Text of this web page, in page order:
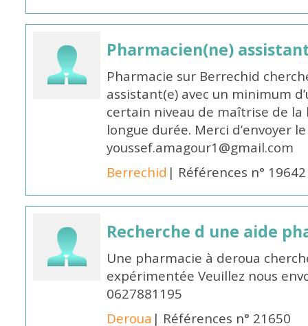
Pharmacien(ne)
Pharmacie sur Berrechid
assistant(e) avec un minimum
certain niveau de maîtrise de
longue durée. Merci d’envoyer
youssef.amagour1@gmail.com
Berrechid | Références n° 19642
Recherche d une aide
Une pharmacie à deroua
expérimentée Veuillez nous
0627881195
Deroua | Références n° 21650